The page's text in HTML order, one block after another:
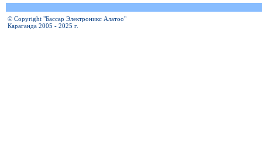
© Copyright "Бассар Электроникс Алатоо"
Караганда 2005 - 2025 г.